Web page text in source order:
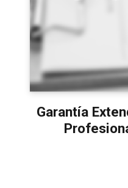
Garantía